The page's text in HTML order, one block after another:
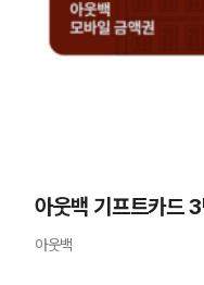
아웃백 기프트카드
아웃백